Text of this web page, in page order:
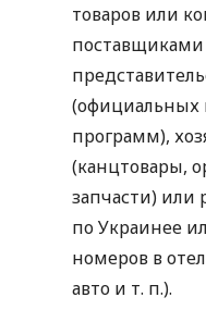
товаров или
поставщиками
(официальных
программ),
(канцтовары,
запчасти) или
по Украинее
номеров в
авто и т. п.).